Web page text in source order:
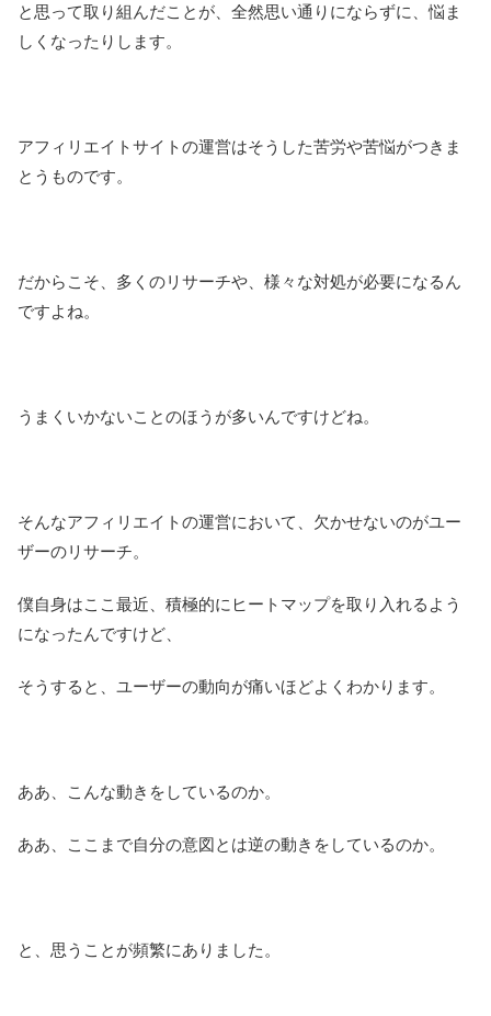
と思って取り組んだことが、全然思い通りにならずに、悩ま
しくなったりします。
アフィリエイトサイトの運営はそうした苦労や苦悩がつきま
とうものです。
だからこそ、多くのリサーチや、様々な対処が必要になるん
ですよね。
うまくいかないことのほうが多いんですけどね。
そんなアフィリエイトの運営において、欠かせないのがユー
ザーのリサーチ。
僕自身はここ最近、積極的にヒートマップを取り入れるよう
になったんですけど、
そうすると、ユーザーの動向が痛いほどよくわかります。
ああ、こんな動きをしているのか。
ああ、ここまで自分の意図とは逆の動きをしているのか。
と、思うことが頻繁にありました。